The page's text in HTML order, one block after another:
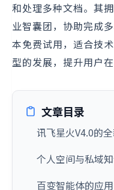
和处理多种文档。其
业智囊团，协助完成
本免费试用，适合技
型的发展，提升用户
文章目录
讯飞星火V4.0的
个人空间与私域
百变智能体的应用